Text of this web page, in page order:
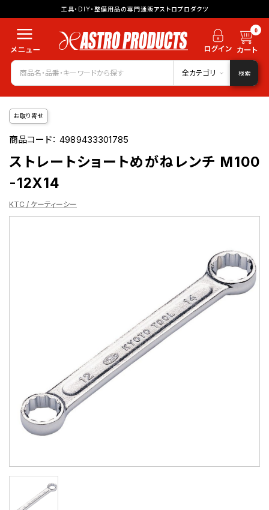
工具・DIY・整備用品の専門通販アストロプロダクツ
0
全カテゴリ 検索
お取り寄せ
商品コード：4989433301785
ストレートショートめがねレンチ M100
-12X14
KTC / ケーティーシー